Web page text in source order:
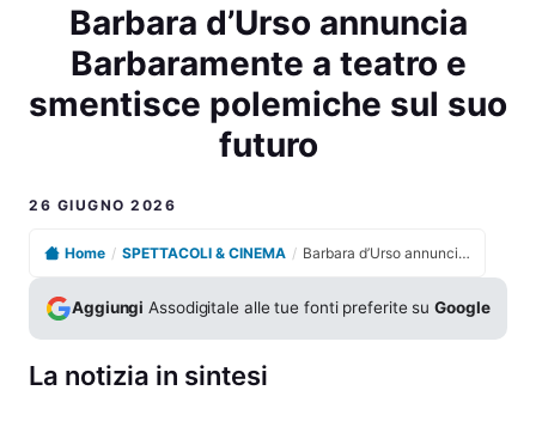
Barbara d’Urso annuncia
Barbaramente a teatro e
smentisce polemiche sul suo
futuro
26 GIUGNO 2026
Home / SPETTACOLI & CINEMA / Barbara d’Urso annuncia Barbaramente a teatro e smentisce polemiche sul suo futuro
Aggiungi Assodigitale alle tue fonti preferite suGoogle
La notizia in sintesi